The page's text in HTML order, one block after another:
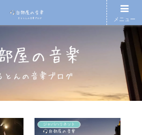
ジャパハリネット
メニュー